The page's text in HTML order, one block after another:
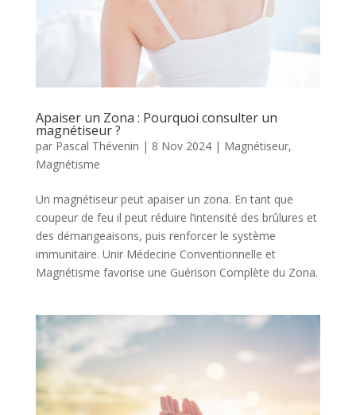
Apaiser un Zona : Pourquoi consulter un
magnétiseur ?
par Pascal Thévenin | 8 Nov 2024| Magnétiseur,
Magnétisme
Un magnétiseur peut apaiser un zona. En tant que
coupeur de feu il peut réduire l’intensité des brûlures et
des démangeaisons, puis renforcer le système
immunitaire. Unir Médecine Conventionnelle et
Magnétisme favorise une Guérison Complète du Zona.